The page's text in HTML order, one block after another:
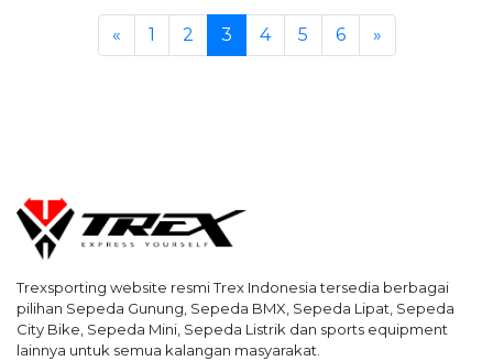
«Previous
1 2 3 4 5 6 »Next
Trexsporting website resmi Trex Indonesia tersedia berbagai
pilihan Sepeda Gunung, Sepeda BMX, Sepeda Lipat, Sepeda
City Bike, Sepeda Mini, Sepeda Listrik dan sports equipment
lainnya untuk semua kalangan masyarakat.